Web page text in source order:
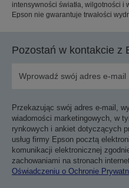
intensywności światła, wilgotności i
Epson nie gwarantuje trwałości
Pozostań w kontakcie z
Przekazując swój adres e-mail,
wiadomości marketingowych, w
rynkowych i ankiet dotyczących
usług firmy Epson pocztą
komunikacji elektronicznej
zachowaniami na stronach
Oświadczeniu o Ochronie